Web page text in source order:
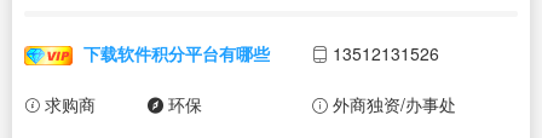
下载软件积分平台有哪些 13512131526
求购商 环保 外商独资/办事处